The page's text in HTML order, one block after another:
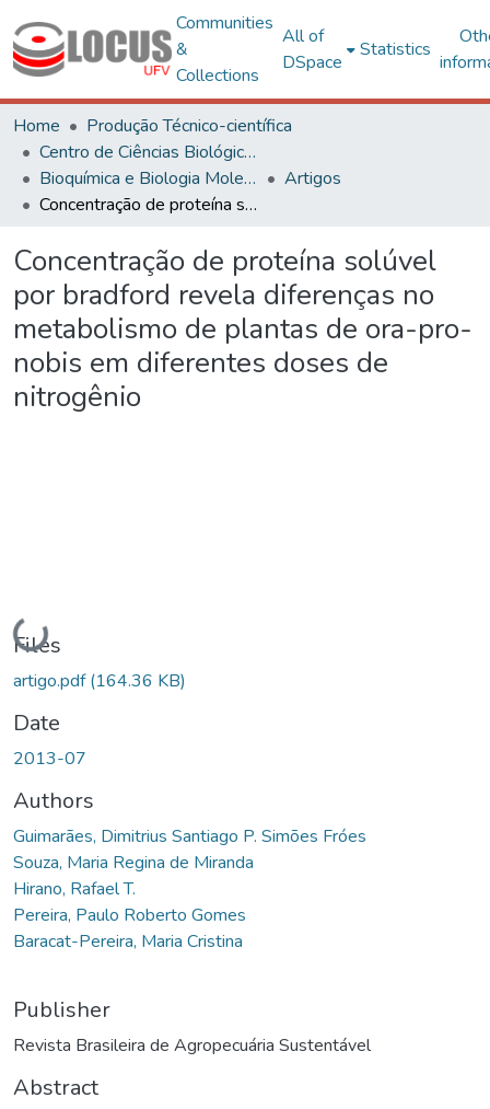
Communities
&
Collections
All of
DSpace
Statistics
Home
Produção Técnico-científica
Centro de Ciências Biológicas e da Saúde
Bioquímica e Biologia Molecular
Artigos
Concentração de proteína solúvel por bradford revela diferenças no metabolismo de plantas de ora-pro-nobis em diferentes doses de nitrogênio
Concentração de proteína solúvel
por bradford revela diferenças no
metabolismo de plantas de ora-pro-
nobis em diferentes doses de
nitrogênio
Loading...
Files
artigo.pdf(164.36 KB)
Date
2013-07
Authors
Guimarães, Dimitrius Santiago P. Simões Fróes
Souza, Maria Regina de Miranda
Hirano, Rafael T.
Pereira, Paulo Roberto Gomes
Baracat-Pereira, Maria Cristina
Publisher
Revista Brasileira de Agropecuária Sustentável
Abstract